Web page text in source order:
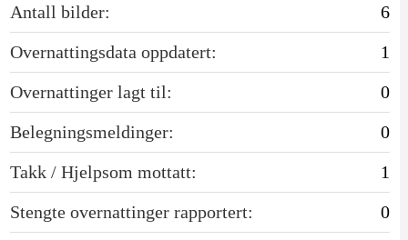
Antall bilder:
6
Overnattingsdata oppdatert:
1
Overnattinger lagt til:
0
Belegningsmeldinger:
0
Takk / Hjelpsom mottatt:
1
Stengte overnattinger rapportert:
0